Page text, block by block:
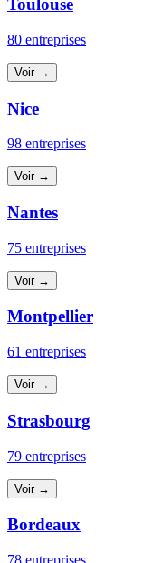
Toulouse
80 entreprises
Voir →
Nice
98 entreprises
Voir →
Nantes
75 entreprises
Voir →
Montpellier
61 entreprises
Voir →
Strasbourg
79 entreprises
Voir →
Bordeaux
78 entreprises